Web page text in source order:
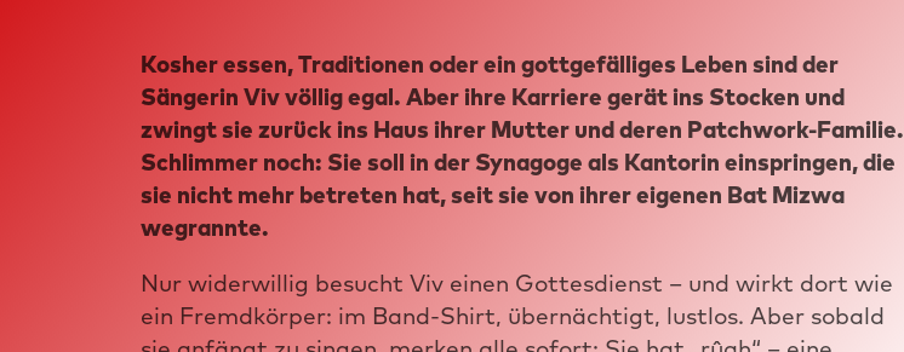
Kosher essen, Traditionen oder ein gottgefälliges Leben sind der
Sängerin Viv völlig egal. Aber ihre Karriere gerät ins Stocken und
zwingt sie zurück ins Haus ihrer Mutter und deren Patchwork-Familie.
Schlimmer noch: Sie soll in der Synagoge als Kantorin einspringen, die
sie nicht mehr betreten hat, seit sie von ihrer eigenen Bat Mizwa
wegrannte.
Nur widerwillig besucht Viv einen Gottesdienst – und wirkt dort wie
ein Fremdkörper: im Band-Shirt, übernächtigt, lustlos. Aber sobald